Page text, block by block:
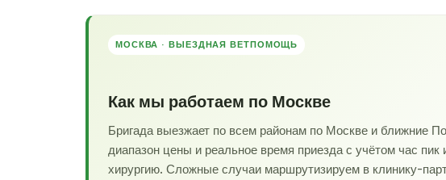
МОСКВА · ВЫЕЗДНАЯ ВЕТПОМОЩЬ
Как мы работаем по Москве
Бригада выезжает по всем районам по Москве и ближние
диапазон цены и реальное время приезда с учётом час
хирургию. Сложные случаи маршрутизируем в клинику-